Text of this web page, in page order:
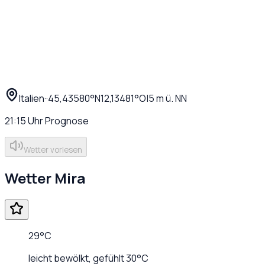
Italien··45,43580°N12,13481°O|5m ü. NN
21:15UhrPrognose
Wetter vorlesen
Wetter Mira
29°C
leicht bewölkt, gefühlt30°C